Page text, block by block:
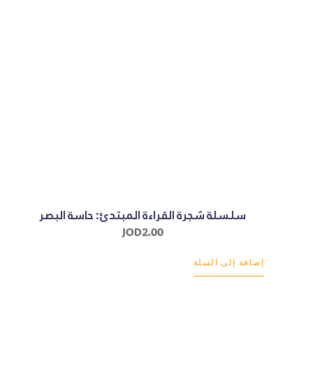
سلسلة شجرة القراءة المبتدئ: حاسة البصر
JOD2.00
إضافة إلى السلة